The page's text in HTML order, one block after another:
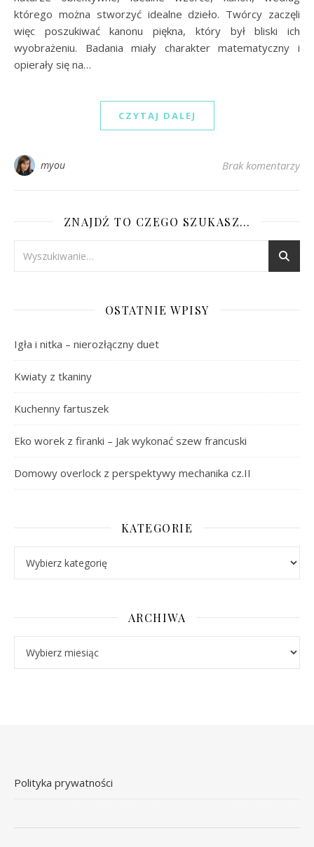
którego można stworzyć idealne dzieło. Twórcy zaczęli
więc poszukiwać kanonu piękna, który był bliski ich
wyobrażeniu. Badania miały charakter matematyczny i
opierały się na…
CZYTAJ DALEJ
myou Brak komentarzy
ZNAJDŹ TO CZEGO SZUKASZ…
OSTATNIE WPISY
Igła i nitka – nierozłączny duet
Kwiaty z tkaniny
Kuchenny fartuszek
Eko worek z firanki – Jak wykonać szew francuski
Domowy overlock z perspektywy mechanika cz.II
KATEGORIE
ARCHIWA
Polityka prywatności